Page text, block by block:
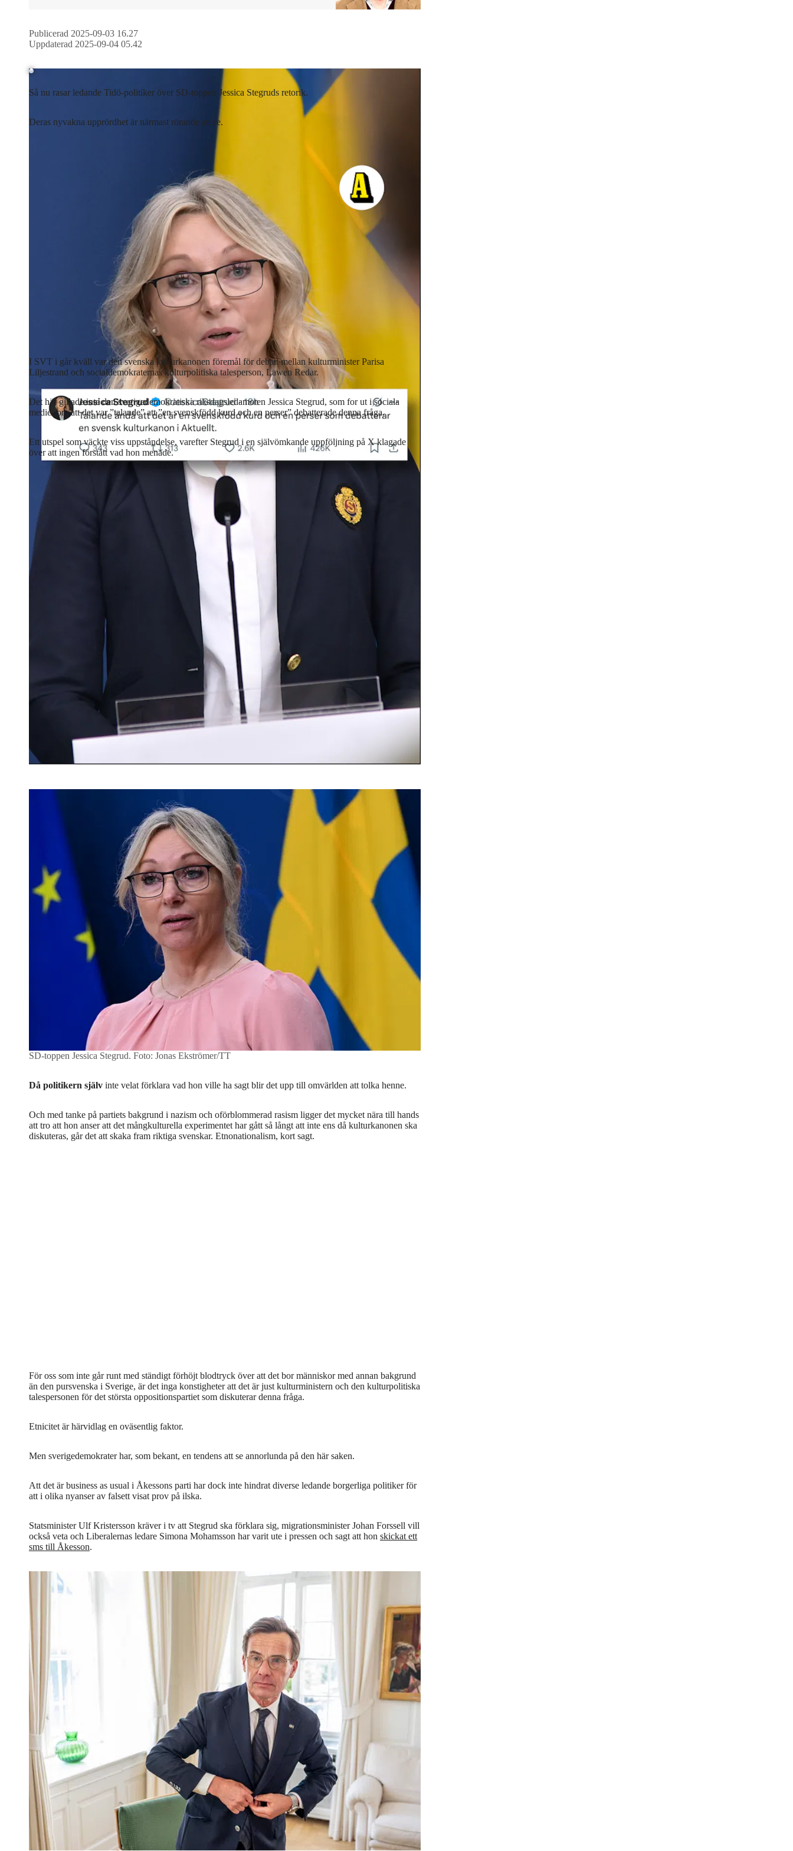
Publicerad 2025-09-03 16.27
Uppdaterad 2025-09-04 05.42Laddar ...
Så nu rasar ledande Tidö-politiker över SD-toppen Jessica Stegruds retorik.
Deras nyvakna upprördhet är närmast rörande att se.
I SVT i går kväll var den svenska kulturkanonen föremål för debatt mellan kulturminister Parisa
Liljestrand och socialdemokraternas kulturpolitiska talesperson, Lawen Redar.
Det här gillade inte den sverigedemokratiska riksdagsledamoten Jessica Stegrud, som for ut i sociala
medier om att det var ”talande” att ”en svenskfödd kurd och en perser” debatterade denna fråga.
Ett utspel som väckte viss uppståndelse, varefter Stegrud i en självömkande uppföljning på X klagade
över att ingen förstått vad hon menade.
L-ledaren Simona Mohamsson har varit ute i pressen och sagt att hon skickat ett sms till Åkesson.
Fredrik Sandberg/TT
SD-toppen Jessica Stegrud. Foto: Jonas Ekströmer/TT
Då politikern själv inte velat förklara vad hon ville ha sagt blir det upp till omvärlden att tolka henne.
Och med tanke på partiets bakgrund i nazism och oförblommerad rasism ligger det mycket nära till hands
att tro att hon anser att det mångkulturella experimentet har gått så långt att inte ens då kulturkanonen ska
diskuteras, går det att skaka fram riktiga svenskar. Etnonationalism, kort sagt.
För oss som inte går runt med ständigt förhöjt blodtryck över att det bor människor med annan bakgrund
än den pursvenska i Sverige, är det inga konstigheter att det är just kulturministern och den kulturpolitiska
talespersonen för det största oppositionspartiet som diskuterar denna fråga.
Etnicitet är härvidlag en oväsentlig faktor.
Men sverigedemokrater har, som bekant, en tendens att se annorlunda på den här saken.
Att det är business as usual i Åkessons parti har dock inte hindrat diverse ledande borgerliga politiker för
att i olika nyanser av falsett visat prov på ilska.
Statsminister Ulf Kristersson kräver i tv att Stegrud ska förklara sig, migrationsminister Johan Forssell vill
också veta och Liberalernas ledare Simona Mohamsson har varit ute i pressen och sagt att hon skickat ett
sms till Åkesson.